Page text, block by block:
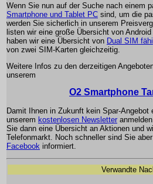
Wenn Sie nun auf der Suche nach einem
Smartphone und Tablet PC sind, um die
werden Sie sicherlich in unserem
listen wir eine große Übersicht von
haben wir eine Übersicht von Dual SIM
von zwei SIM-Karten gleichzeitig.
Weitere Infos zu den derzeitigen
unserem
O2 Smartphone
Damit Ihnen in Zukunft kein Spar-
unserem kostenlosen Newsletter
Sie dann eine Übersicht an Aktionen und
Telefonmarkt. Noch schneller sind Sie
Facebook informiert.
Verwandte